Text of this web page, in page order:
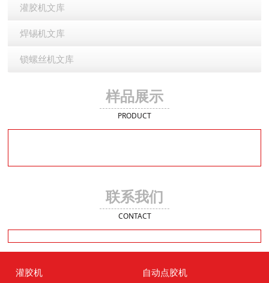
灌胶机文库
焊锡机文库
锁螺丝机文库
样品展示
PRODUCT
联系我们
CONTACT
灌胶机
自动点胶机